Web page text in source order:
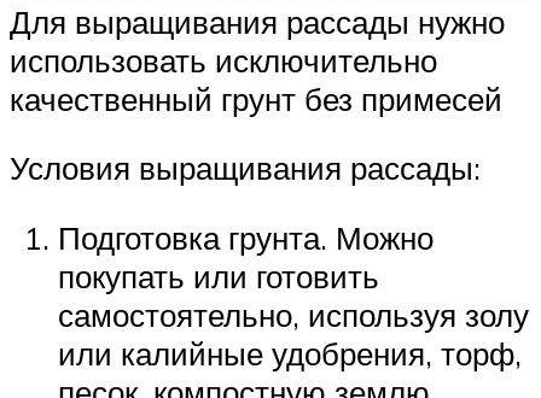
Для выращивания рассады нужно
использовать исключительно
качественный грунт без примесей
Условия выращивания рассады:
Подготовка грунта. Можно
покупать или готовить
самостоятельно, используя золу
или калийные удобрения, торф,